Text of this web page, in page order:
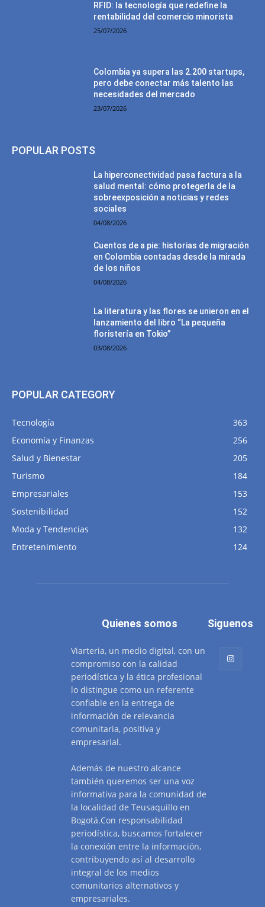
RFID: la tecnología que redefine la
rentabilidad del comercio minorista
25/07/2026
Colombia ya supera las 2.200 startups,
pero debe conectar más talento las
necesidades del mercado
23/07/2026
POPULAR POSTS
La hiperconectividad pasa factura a la
salud mental: cómo protegerla de la
sobreexposición a noticias y redes
sociales
04/08/2026
Cuentos de a pie: historias de migración
en Colombia contadas desde la mirada
de los niños
04/08/2026
La literatura y las flores se unieron en el
lanzamiento del libro “La pequeña
floristería en Tokio”
03/08/2026
POPULAR CATEGORY
Tecnología
363
Economía y Finanzas
256
Salud y Bienestar
205
Turismo
184
Empresariales
153
Sostenibilidad
152
Moda y Tendencias
132
Entretenimiento
124
Quienes somos
Viarteria, un medio digital, con un
compromiso con la calidad
periodística y la ética profesional
lo distingue como un referente
confiable en la entrega de
información de relevancia
comunitaria, positiva y
empresarial.
Además de nuestro alcance
también queremos ser una voz
informativa para la comunidad de
la localidad de Teusaquillo en
Bogotá.Con responsabilidad
periodística, buscamos fortalecer
la conexión entre la información,
contribuyendo así al desarrollo
integral de los medios
comunitarios alternativos y
empresariales.
Siguenos